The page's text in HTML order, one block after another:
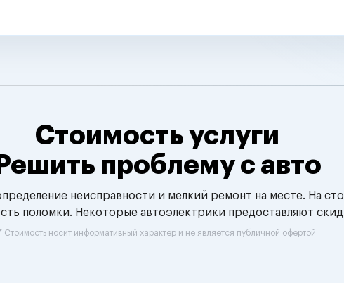
Стоимость услуги
Решить проблему с авто
неисправности и мелкий ремонт на месте. На
поломки. Некоторые автоэлектрики предоставляют
Стоимость носит информативный характер и не является публичной офертой